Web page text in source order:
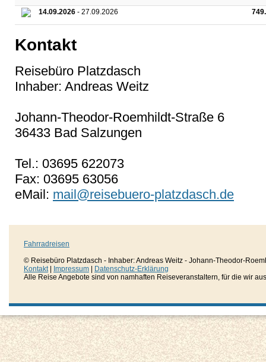
14.09.2026 - 27.09.2026
Kontakt
Reisebüro Platzdasch
Inhaber: Andreas Weitz
Johann-Theodor-Roemhildt-Straße 6
36433 Bad Salzungen
Tel.: 03695 622073
Fax: 03695 63056
eMail: mail@reisebuero-platzdasch.de
Fahrradreisen
© Reisebüro Platzdasch - Inhaber: Andreas Weitz - Johann-Theodor-
Kontakt| Impressum
Datenschutz-Erklärung
Alle Reise Angebote sind von namhaften Reiseveranstaltern, für die wir